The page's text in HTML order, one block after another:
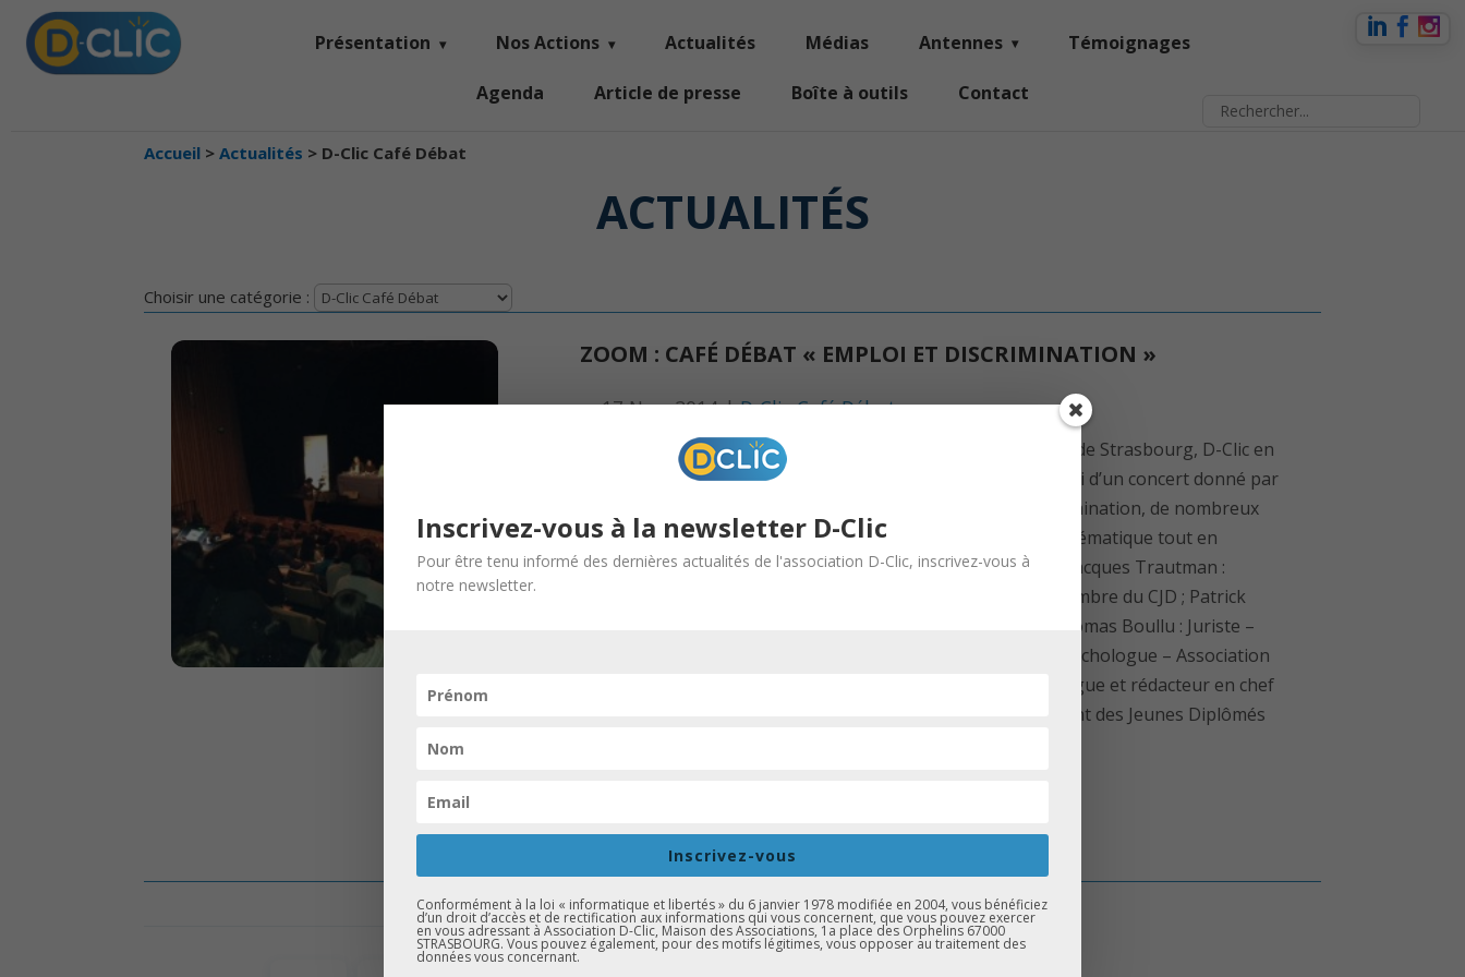
Présentation Nos Actions Actualités Médias Antennes Témoignages
Agenda Article de presse Boîte à outils Contact
Accueil > Actualités > D-Clic Café Débat
ACTUALITÉS
Choisir une catégorie :
ZOOM : CAFÉ DÉBAT « EMPLOI ET DISCRIMINATION »
17 Nov, 2014 |D-Clic Café Débat
Dans le cadre de la semaine de l’Egalité organisée par la ville de Strasbourg, D-Clic en
partenariat avec le CSC Neuhof a organisé un café débat suivi d’un concert donné par
le groupe « Les Evadés ». Sur le thème de l’emploi et la discrimination, de nombreux
intervenants étaient présents et ont échangé sur cette problématique tout en
répondant aux questions du public. Parmi les intervenants : Jacques Trautman :
Sociologue ; Etienne Barilley : Chef d’entreprise Rejelec et membre du CJD ; Patrick
Roger : Président du CSC Neuhof et de la Mission Locale ; Thomas Boullu : Juriste –
Association SOS Aide aux habitants, Laurence Benhadou : Psychologue – Association
SOS Aide aux habitants ; Thierry Goguel d’Allondans : Sociologue et rédacteur en chef
Magazine Culture et Sociétés ; 2 représentants du Mouvement des Jeunes Diplômés
Inscrivez-vous à la newsletter D-Clic
Pour être tenu informé des dernières actualités de l'association D-Clic, inscrivez-vous à
notre newsletter.
Inscrivez-vous
Conformément à la loi « informatique et libertés » du 6 janvier 1978 modifiée en 2004, vous bénéficiez
d’un droit d’accès et de rectification aux informations qui vous concernent, que vous pouvez exercer
en vous adressant à Association D-Clic, Maison des Associations, 1a place des Orphelins 67000
STRASBOURG. Vous pouvez également, pour des motifs légitimes, vous opposer au traitement des
données vous concernant.